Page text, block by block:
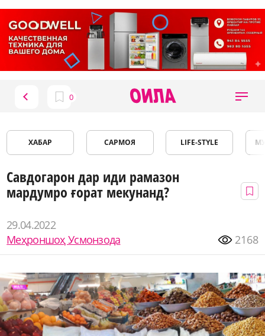
ХАБАР САРМОЯ LIFE-STYLE
Савдогарон дар иди рамазон
мардумро ғорат мекунанд?
29.04.2022
Меҳроншоҳ Усмонзода
2168